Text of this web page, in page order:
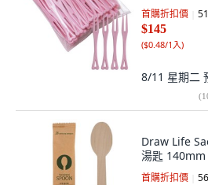
首購折扣價 51
$145
($0.48/1入)
8/11 星期二
(
Draw Life
湯匙 140mm
首購折扣價 56